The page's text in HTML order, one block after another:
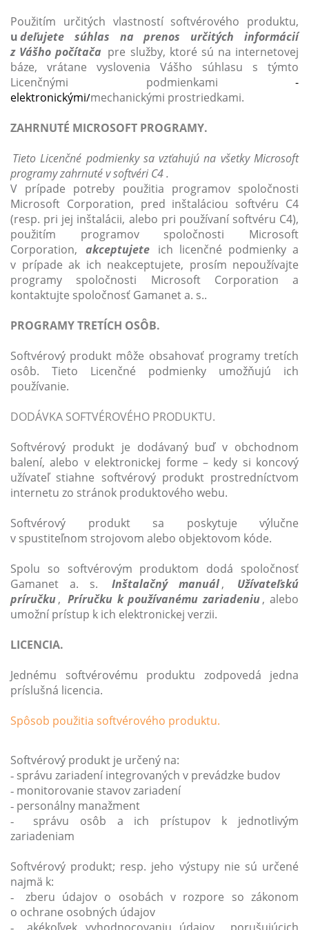
Použitím určitých vlastností softvérového produktu,
udeľujete súhlas na prenos určitých informácií
z Vášho počítača pre služby, ktoré sú na internetovej
báze, vrátane vyslovenia Vášho súhlasu s týmto
Licenčnými podmienkami -
elektronickými/mechanickými prostriedkami.
ZAHRNUTÉ MICROSOFT PROGRAMY.
Tieto Licenčné podmienky sa vzťahujú na všetky Microsoft
programy zahrnuté v softvéri C4 .
V prípade potreby použitia programov spoločnosti
Microsoft Corporation, pred inštaláciou softvéru C4
(resp. pri jej inštalácii, alebo pri používaní softvéru C4),
použitím programov spoločnosti Microsoft
Corporation, akceptujete ich licenčné podmienky a
v prípade ak ich neakceptujete, prosím nepoužívajte
programy spoločnosti Microsoft Corporation a
kontaktujte spoločnosť Gamanet a. s..
PROGRAMY TRETÍCH OSÔB.
Softvérový produkt môže obsahovať programy tretích
osôb. Tieto Licenčné podmienky umožňujú ich
používanie.
DODÁVKA SOFTVÉROVÉHO PRODUKTU.
Softvérový produkt je dodávaný buď v obchodnom
balení, alebo v elektronickej forme – kedy si koncový
užívateľ stiahne softvérový produkt prostredníctvom
internetu zo stránok produktového webu.
Softvérový produkt sa poskytuje výlučne
v spustiteľnom strojovom alebo objektovom kóde.
Spolu so softvérovým produktom dodá spoločnosť
Gamanet a. s.
Inštalačný manuál,
Užívateľskú
príručku, Príručku k používanému zariadeniu, alebo
umožní prístup k ich elektronickej verzii.
LICENCIA.
Jednému softvérovému produktu zodpovedá jedna
príslušná licencia.
Spôsob použitia softvérového produktu.
Softvérový produkt je určený na:
- správu zariadení integrovaných v prevádzke budov
- monitorovanie stavov zariadení
- personálny manažment
-
správu osôb a ich prístupov k jednotlivým
zariadeniam
Softvérový produkt; resp. jeho výstupy nie sú určené
najmä k:
-
zberu údajov o osobách v rozpore so zákonom
o ochrane osobných údajov